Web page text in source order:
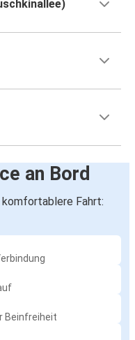
an Bord
Fahrt:
Beinfreiheit